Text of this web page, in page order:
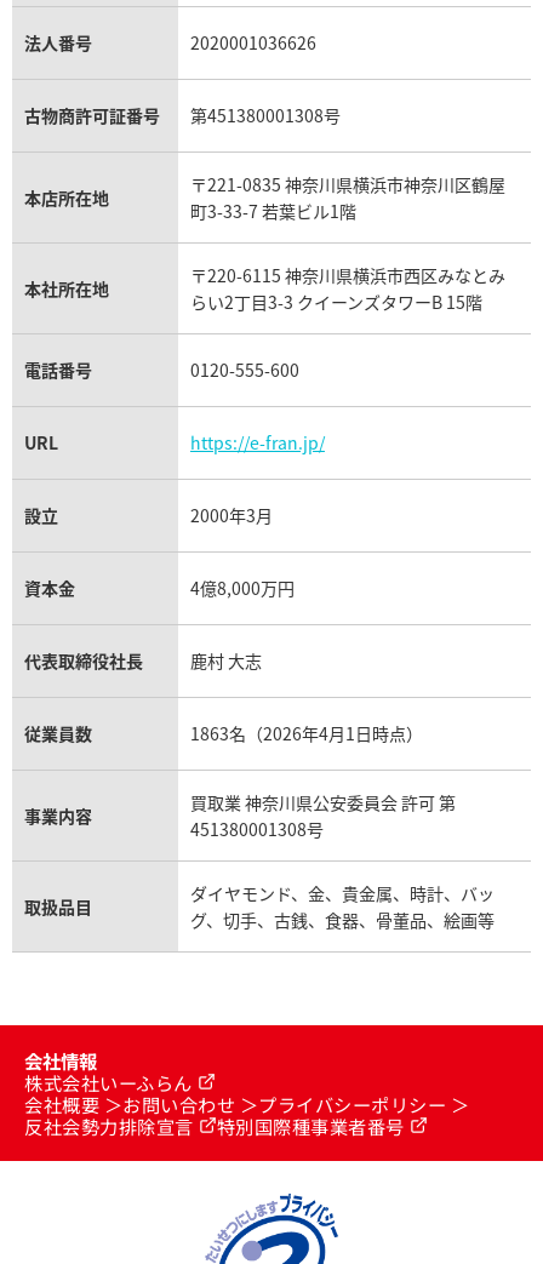
銀・シルバー買取
パラジウム買取
キャッツアイ買取
アクアマリン買取
ヴァシュロン・コンスタンタン買取
オメガ買取
カルティエ買取
フランク ミュラー買取
リシャール・ミル買取
パネライ買取
チューダー（チュードル）買取
セリーヌ買取
プラダ買取
ダミアーニ買取
モーブッサン買取
法人番号 2020001036626
古物商許可証番号 第451380001308号
本店所在地
〒221-0835 神奈川県横浜市神奈川区鶴屋
町3-33-7 若葉ビル1階
本社所在地
〒220-6115 神奈川県横浜市西区みなとみ
らい2丁目3-3 クイーンズタワーB 15階
電話番号 0120-555-600
URL https://e-fran.jp/
設立 2000年3月
資本金 4億8,000万円
代表取締役社長 鹿村 大志
従業員数 1863名（2026年4月1日時点）
事業内容
買取業 神奈川県公安委員会 許可 第
451380001308号
取扱品目
ダイヤモンド、金、貴金属、時計、バッ
グ、切手、古銭、食器、骨董品、絵画等
会社情報
株式会社いーふらん
会社概要
お問い合わせ
プライバシーポリシー
反社会勢力排除宣言
特別国際種事業者番号